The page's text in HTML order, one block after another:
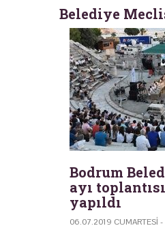
Belediye
Bodrum
ayı
yapıldı
06.07.2019 CUMARTESI